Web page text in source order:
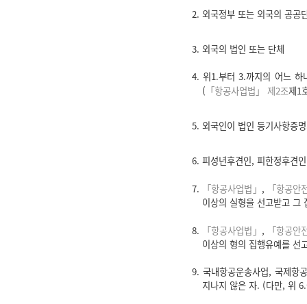
2. 외국정부 또는 외국의 공공
3. 외국의 법인 또는 단체
4. 위1.부터 3.까지의 어느 하
( 「항공사업법」 제2조제1
5. 외국인이 법인 등기사항증
6. 피성년후견인, 피한정후견
7. 「항공사업법」 ,
「항공안
이상의 실형을 선고받고 그
8. 「항공사업법」 ,
「항공안
이상의 형의 집행유예를 선
9. 국내항공운송사업, 국제항
지나지 않은 자. (다만, 위